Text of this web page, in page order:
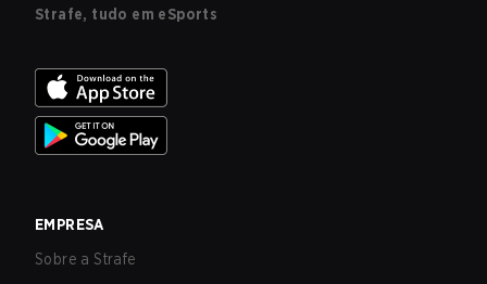
Strafe, tudo em eSports
EMPRESA
Sobre a Strafe